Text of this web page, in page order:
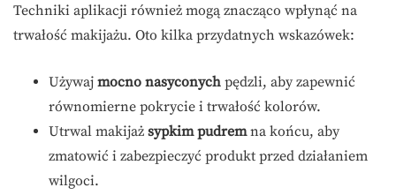
Techniki aplikacji również mogą znacząco wpłynąć na
trwałość makijażu. Oto kilka przydatnych wskazówek:
Używaj mocno nasyconych pędzli, aby zapewnić
równomierne pokrycie i trwałość kolorów.
Utrwal makijaż sypkim pudremna końcu, aby
zmatowić i zabezpieczyć produkt przed działaniem
wilgoci.